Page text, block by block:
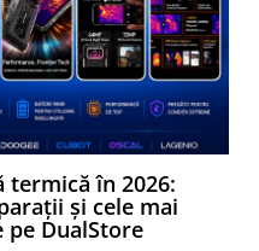
termică în 2026:
și cele mai
DualStore